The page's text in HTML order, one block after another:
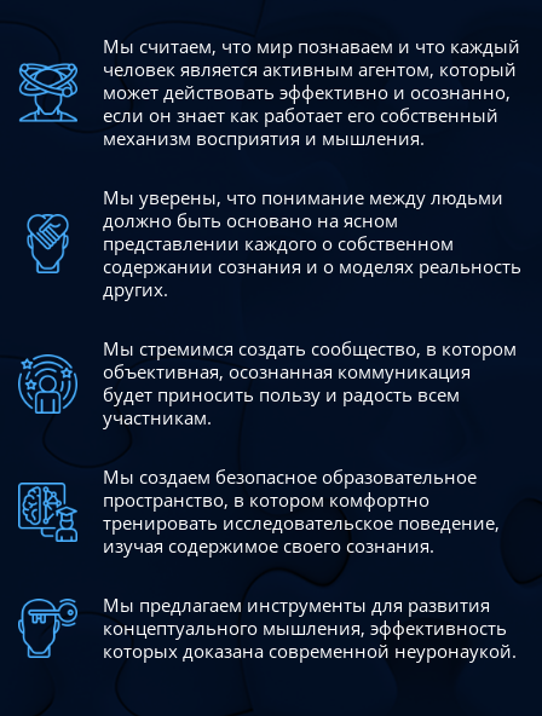
Мы считаем, что мир познаваем и что каждый
человек является активным агентом, который
может действовать эффективно и осознанно,
если он знает как работает его собственный
механизм восприятия и мышления.
Мы уверены, что понимание между людьми
должно быть основано на ясном
представлении каждого о собственном
содержании сознания и о моделях реальность
других.
Мы стремимся создать сообщество, в котором
объективная, осознанная коммуникация
будет приносить пользу и радость всем
участникам.
Мы создаем безопасное образовательное
пространство, в котором комфортно
тренировать исследовательское поведение,
изучая содержимое своего сознания.
Мы предлагаем инструменты для развития
концептуального мышления, эффективность
которых доказана современной неуронаукой.